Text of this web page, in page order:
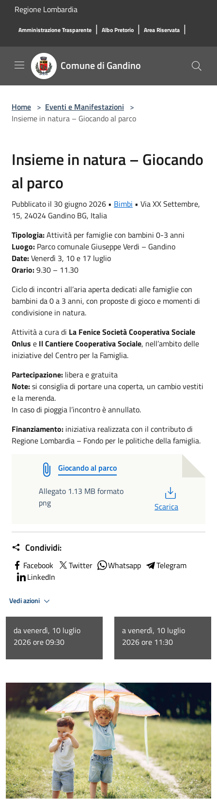
Salta al contenuto principale
Regione Lombardia
Amministrazione Trasparente | Albo Pretorio | Area Riservata |
Comune di Gandino
Home > Eventi e Manifestazioni >
Insieme in natura – Giocando al parco
Insieme in natura – Giocando
al parco
Pubblicato il 30 giugno 2026 • Bimbi • Via XX Settembre,
15, 24024 Gandino BG, Italia
Tipologia:Attività per famiglie con bambini 0-3 anni
Luogo: Parco comunale Giuseppe Verdi – Gandino
Date:Venerdì 3, 10 e 17 luglio
Orario:9.30 – 11.30
Ciclo di incontri all’aria aperta dedicati alle famiglie con
bambini da 0 a 3 anni, con proposte di gioco e momenti di
condivisione in natura.
Attività a cura di La Fenice Società Cooperativa Sociale
Onlus e Il Cantiere Cooperativa Sociale, nell’ambito delle
iniziative del Centro per la Famiglia.
Partecipazione: libera e gratuita
Note:si consiglia di portare una coperta, un cambio vestiti
e la merenda.
In caso di pioggia l’incontro è annullato.
Finanziamento: iniziativa realizzata con il contributo di
Regione Lombardia – Fondo per le politiche della famiglia.
Giocando al parco
Allegato 1.13 MB formato
png
Scarica
Condividi:
Facebook Twitter Whatsapp
Telegram
LinkedIn
Vedi azioni
da venerdì, 10 luglio
2026 ore 09:30
a venerdì, 10 luglio
2026 ore 11:30